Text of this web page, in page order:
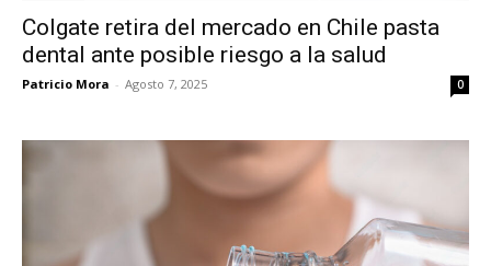
Colgate retira del mercado en Chile pasta
dental ante posible riesgo a la salud
Patricio Mora - Agosto 7, 2025 0